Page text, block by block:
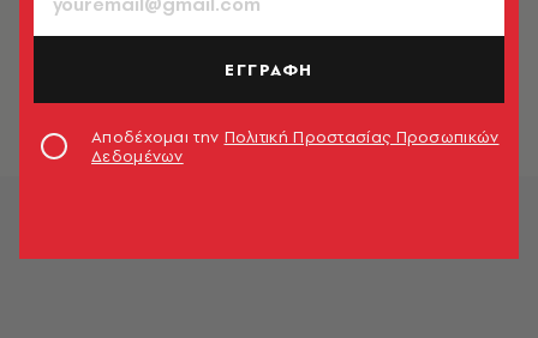
ΑΘΛΗΤΙΣΜΟΣ
Ηρωικός ο Απόλλων Λεμεσού, βάζει
σε μπελάδες την Έβερτον (video)
Newsroom
ΕΓΓΡΑΦΗ
Αποδέχομαι την Πολιτική Προστασίας Προσωπικών
Δεδομένων